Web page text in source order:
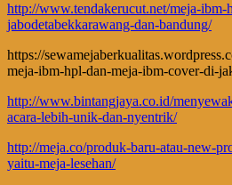
http://www.tendakerucut.net/meja-ibm-
jabodetabekkarawang-dan-bandung/
https://
meja-ibm-hpl-dan-meja-ibm-cover-di-
http://www.bintangjaya.co.id/
acara-lebih-unik-dan-nyentrik/
http://meja.co/produk-baru-atau-new-
yaitu-meja-lesehan/